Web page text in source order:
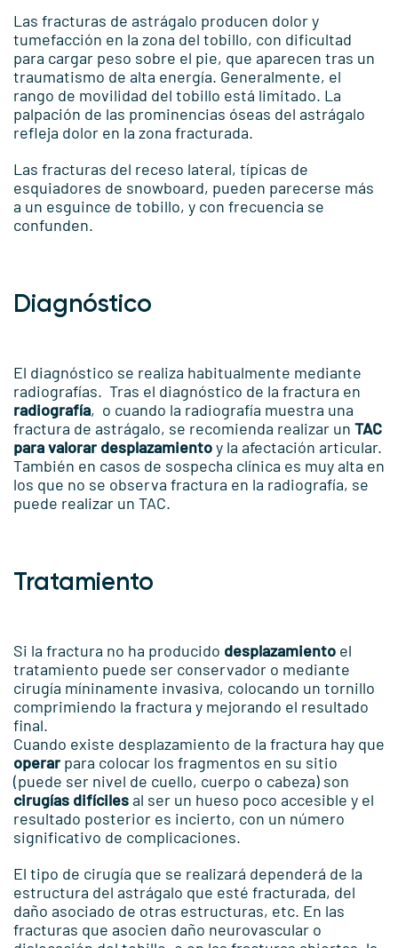
Las fracturas de astrágalo producen dolor y
tumefacción en la zona del tobillo, con dificultad
para cargar peso sobre el pie, que aparecen tras un
traumatismo de alta energía. Generalmente, el
rango de movilidad del tobillo está limitado. La
palpación de las prominencias óseas del astrágalo
refleja dolor en la zona fracturada.
Las fracturas del receso lateral, típicas de
esquiadores de snowboard, pueden parecerse más
a un esguince de tobillo, y con frecuencia se
confunden.
Diagnóstico
El diagnóstico se realiza habitualmente mediante
radiografías. Tras el diagnóstico de la fractura en
radiografía, o cuando la radiografía muestra una
fractura de astrágalo, se recomienda realizar un TAC
para valorar desplazamientoy la afectación articular.
También en casos de sospecha clínica es muy alta en
los que no se observa fractura en la radiografía, se
puede realizar un TAC.
Tratamiento
Si la fractura no ha producido desplazamiento el
tratamiento puede ser conservador o mediante
cirugía míninamente invasiva, colocando un tornillo
comprimiendo la fractura y mejorando el resultado
final.
Cuando existe desplazamiento de la fractura hay que
operar para colocar los fragmentos en su sitio
(puede ser nivel de cuello, cuerpo o cabeza) son
cirugías difícilesal ser un hueso poco accesible y el
resultado posterior es incierto, con un número
significativo de complicaciones.
El tipo de cirugía que se realizará dependerá de la
estructura del astrágalo que esté fracturada, del
daño asociado de otras estructuras, etc. En las
fracturas que asocien daño neurovascular o